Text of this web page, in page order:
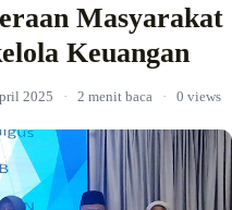
Masyarakat
Keuangan
2025 · 2 menit baca · 0 views